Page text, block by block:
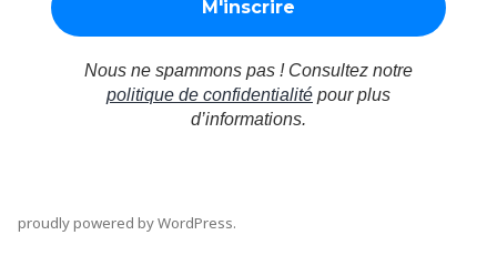
Nous ne spammons pas ! Consultez notre
politique de confidentialité pour plus
d’informations.
proudly powered by WordPress.